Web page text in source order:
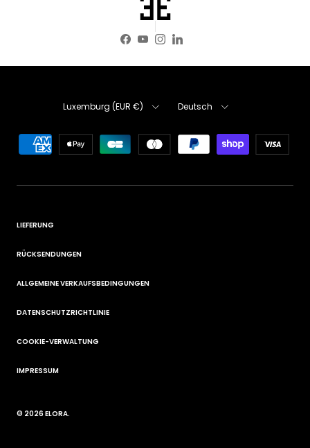
Facebook
YouTube
Instagram
LinkedIn
Land/Region
Luxemburg (EUR €) Deutsch
LIEFERUNG
RÜCKSENDUNGEN
ALLGEMEINE VERKAUFSBEDINGUNGEN
DATENSCHUTZRICHTLINIE
COOKIE-VERWALTUNG
IMPRESSUM
© 2026ELORA.